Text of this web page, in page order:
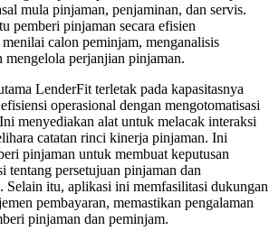
mula pinjaman, penjaminan, dan servis.
pemberi pinjaman secara efisien
calon peminjam, menganalisis
mengelola perjanjian pinjaman.
LenderFit terletak pada kapasitasnya
operasional dengan mengotomatisasi
menyediakan alat untuk melacak interaksi
catatan rinci kinerja pinjaman. Ini
pinjaman untuk membuat keputusan
tentang persetujuan pinjaman dan
Selain itu, aplikasi ini memfasilitasi dukungan
pembayaran, memastikan pengalaman
pinjaman dan peminjam.